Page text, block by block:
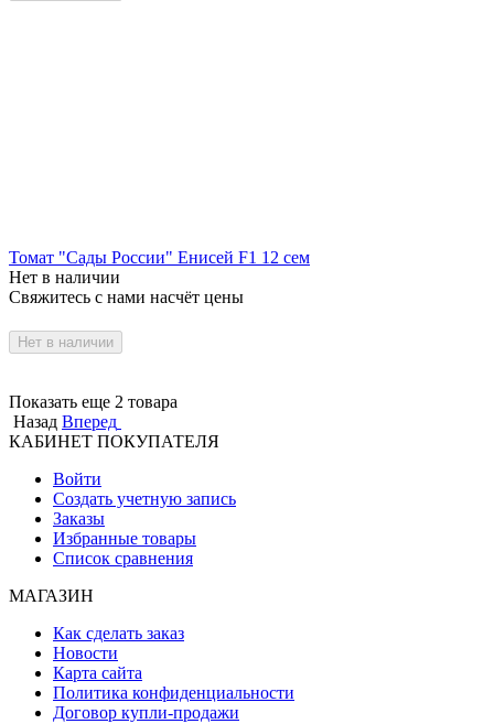
Томат "Сады России" Енисей F1 12 сем
Нет в наличии
Свяжитесь с нами насчёт цены
Нет в наличии
Показать еще 2 товара
Назад Вперед
КАБИНЕТ ПОКУПАТЕЛЯ
Войти
Создать учетную запись
Заказы
Избранные товары
Список сравнения
МАГАЗИН
Как сделать заказ
Новости
Карта сайта
Политика конфиденциальности
Договор купли-продажи